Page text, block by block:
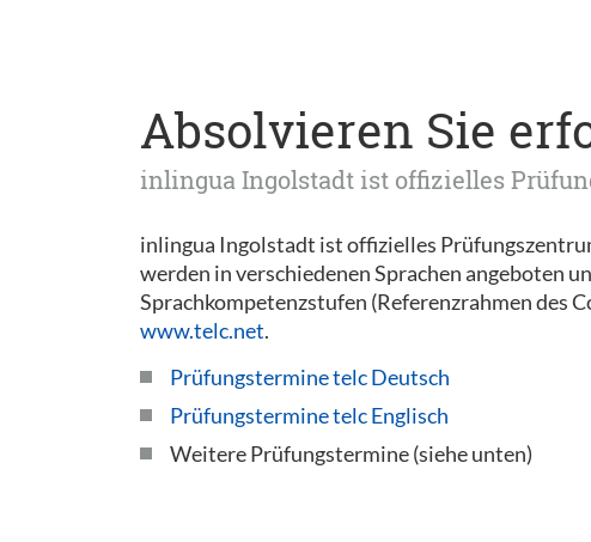
Absolvieren Sie
inlingua Ingolstadt ist offizielles
inlingua Ingolstadt ist offizielles
werden in verschiedenen Sprachen angeboten
Sprachkompetenzstufen (Referenzrahmen des
www.telc.net.
Prüfungstermine telc Deutsch
Prüfungstermine telc Englisch
Weitere Prüfungstermine (siehe unten)